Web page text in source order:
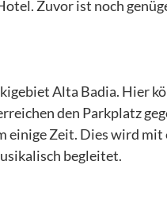
Zuvor ist noch
Alta Badia. Hier
den Parkplatz
Zeit. Dies wird mit
begleitet.